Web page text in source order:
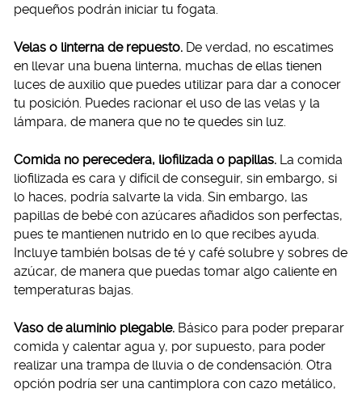
pequeños podrán iniciar tu fogata.
Velas o linterna de repuesto. De verdad, no escatimes
en llevar una buena linterna, muchas de ellas tienen
luces de auxilio que puedes utilizar para dar a conocer
tu posición. Puedes racionar el uso de las velas y la
lámpara, de manera que no te quedes sin luz.
Comida no perecedera, liofilizada o papillas. La comida
liofilizada es cara y difícil de conseguir, sin embargo, si
lo haces, podría salvarte la vida. Sin embargo, las
papillas de bebé con azúcares añadidos son perfectas,
pues te mantienen nutrido en lo que recibes ayuda.
Incluye también bolsas de té y café solubre y sobres de
azúcar, de manera que puedas tomar algo caliente en
temperaturas bajas.
Vaso de aluminio plegable. Básico para poder preparar
comida y calentar agua y, por supuesto, para poder
realizar una trampa de lluvia o de condensación. Otra
opción podría ser una cantimplora con cazo metálico,